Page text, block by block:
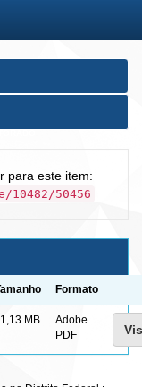
para este item:
50456
Formato
MB
Adobe
PDF